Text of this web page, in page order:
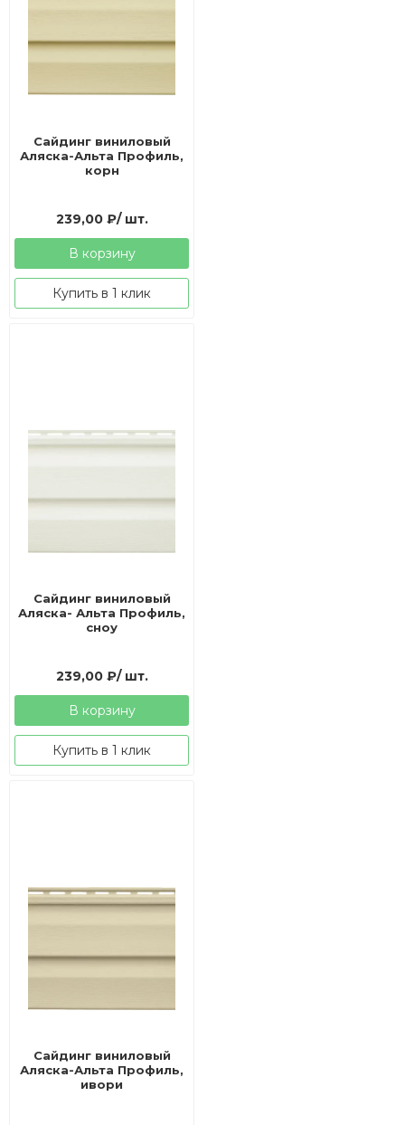
Сайдинг виниловый
Аляска-Альта Профиль,
корн
239,00 ₽/ шт.
В корзину
Купить в 1 клик
Сайдинг виниловый
Аляска- Альта Профиль,
сноу
239,00 ₽/ шт.
В корзину
Купить в 1 клик
Сайдинг виниловый
Аляска-Альта Профиль,
ивори